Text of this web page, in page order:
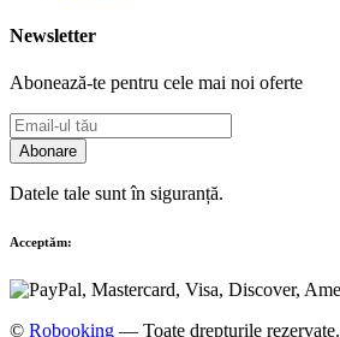
Newsletter
Abonează-te pentru cele mai noi oferte
Abonare
Datele tale sunt în siguranță.
Acceptăm:
© Robooking — Toate drepturile rezervate.